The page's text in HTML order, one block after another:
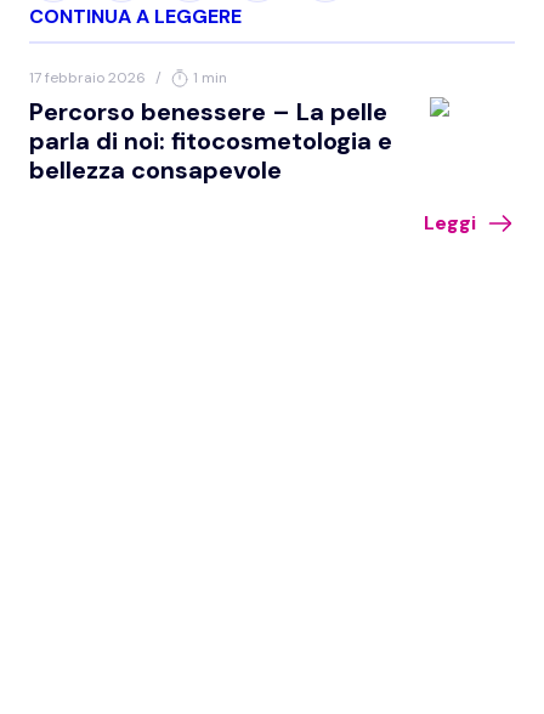
CONTINUA A LEGGERE
17 febbraio 2026 / 1 min
Percorso benessere – La pelle
parla di noi: fitocosmetologia e
bellezza consapevole
Leggi